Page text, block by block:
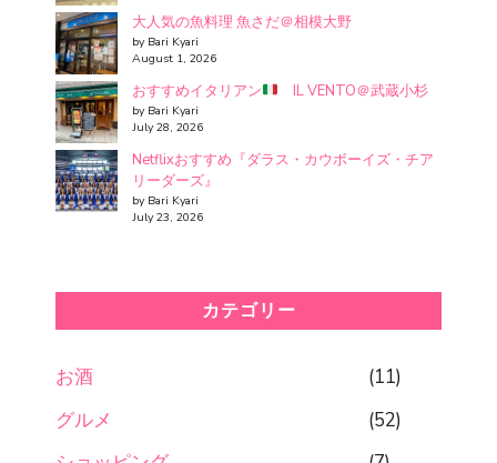
大人気の魚料理 魚さだ＠相模大野
by Bari Kyari
August 1, 2026
おすすめイタリアン IL VENTO＠武蔵小杉
by Bari Kyari
July 28, 2026
Netflixおすすめ『ダラス・カウボーイズ・チア
リーダーズ』
by Bari Kyari
July 23, 2026
カテゴリー
お酒
(11)
グルメ
(52)